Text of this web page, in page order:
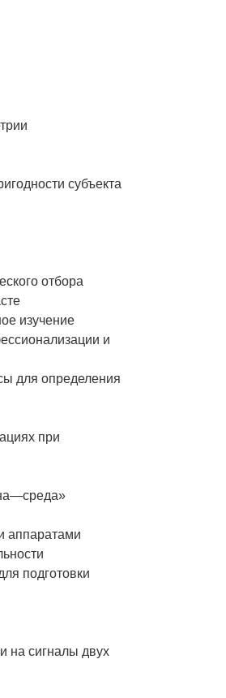
субъекта
отбора
изучение
и
для определения
при
аппаратами
подготовки
на сигналы двух